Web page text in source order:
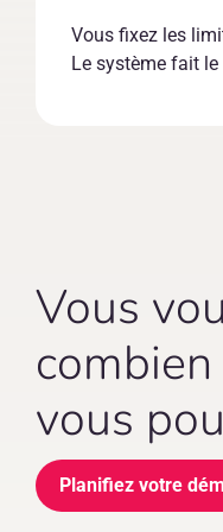
Vous fixez les
Le système fait le
Vous
vous
Planifiez votre